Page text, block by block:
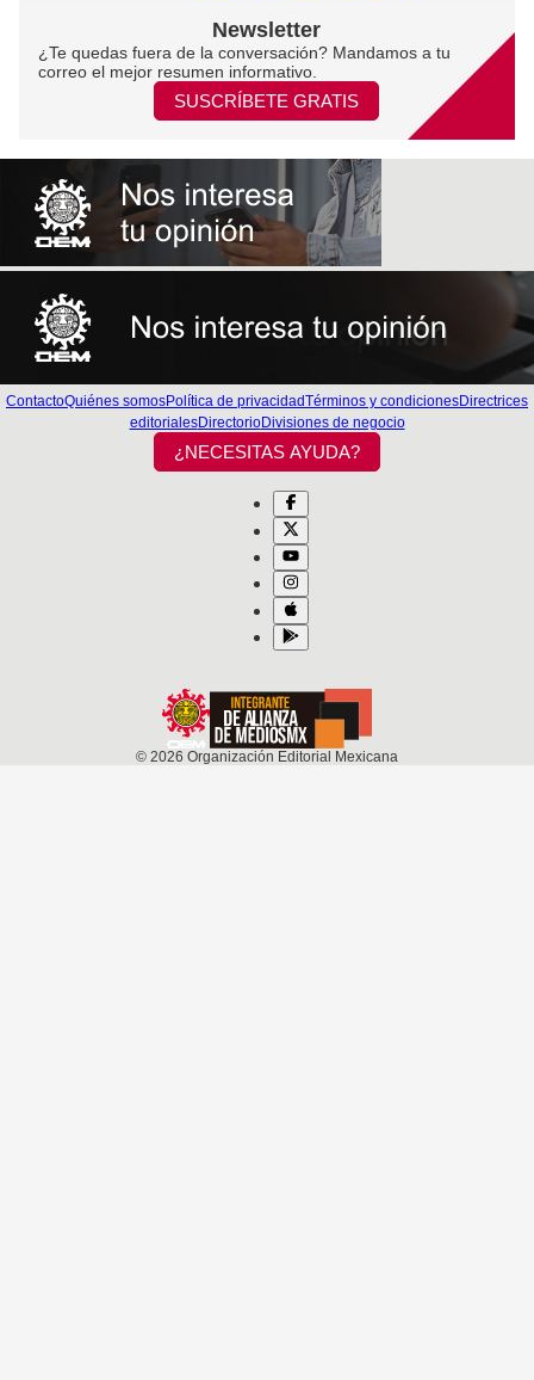
Newsletter
¿Te quedas fuera de la conversación? Mandamos a tu
correo el mejor resumen informativo.
SUSCRÍBETE GRATIS
ContactoQuiénes somosPolítica de privacidadTérminos y condicionesDirectrices
editorialesDirectorioDivisiones de negocio
¿NECESITAS AYUDA?
© 2026 Organización Editorial Mexicana